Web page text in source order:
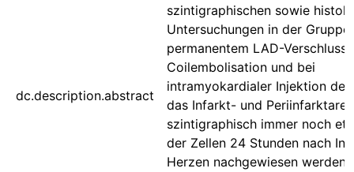
dc.description.abstract
szintigraphischen sowie
Untersuchungen in der
permanentem LAD-Verschluss
Coilembolisation und bei
intramyokardialer Injektion der
das Infarkt- und
szintigraphisch immer noch
der Zellen 24 Stunden nach
Herzen nachgewiesen werden.